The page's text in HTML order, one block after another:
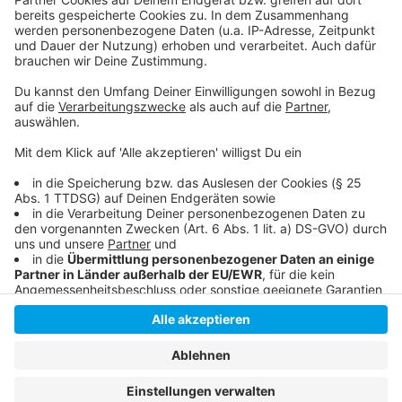
so lustig wie immer.
Anzeige
Anzeige
Anzeige